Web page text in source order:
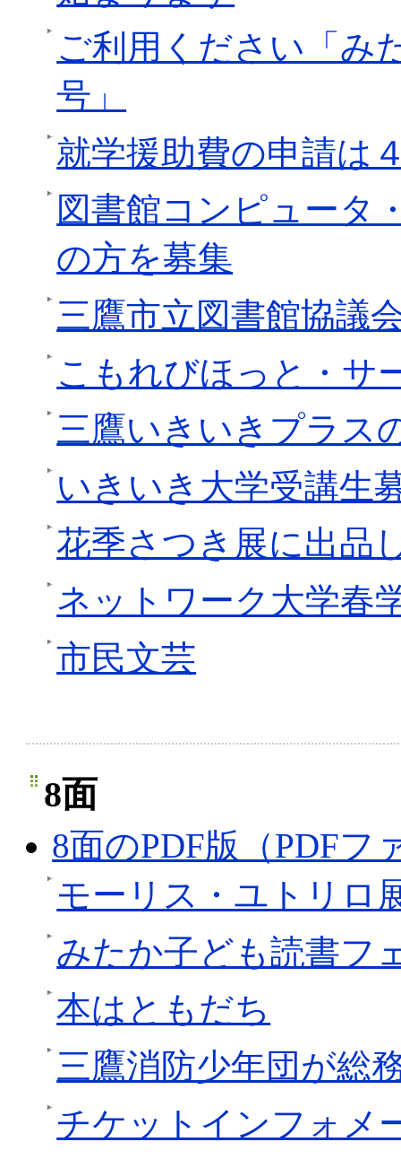
ご利用ください「
号」
就学援助費の申請は
図書館コンピュータ
の方を募集
三鷹市立図書館協議
こもれびほっと・サ
三鷹いきいきプラス
いきいき大学受講生
花季さつき展に出品
ネットワーク大学春
市民文芸
8面
8面のPDF版（PDF
モーリス・ユトリロ
みたか子ども読書フ
本はともだち
三鷹消防少年団が総
チケットインフォメ